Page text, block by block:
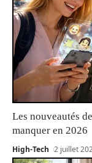
Les nouveautés
manquer en 2026
High-Tech 2 juillet